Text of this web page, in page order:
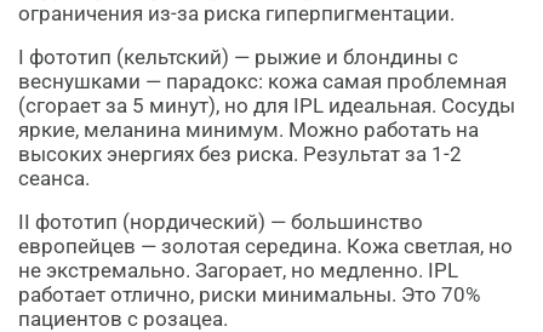
ограничения из-за риска гиперпигментации.
I фототип (кельтский) — рыжие и блондины с
веснушками — парадокс: кожа самая проблемная
(сгорает за 5 минут), но для IPL идеальная. Сосуды
яркие, меланина минимум. Можно работать на
высоких энергиях без риска. Результат за 1-2
сеанса.
II фототип (нордический) — большинство
европейцев — золотая середина. Кожа светлая, но
не экстремально. Загорает, но медленно. IPL
работает отлично, риски минимальны. Это 70%
пациентов с розацеа.